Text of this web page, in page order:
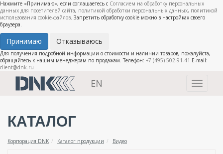
Нажмите «Принимаю», если соглашаетесь с Согласием на обработку персональных
данных для посетителей сайта, политикой обработки персональных данных, политикой
использования cookie-файлов. Запретить обработку cookie можно в настройках своего
браузера.
Принимаю Отказываюсь
Для получения подробной информации о стоимости и наличии товаров, пожалуйста,
обращайтесь к нашим менеджерам по продажам. Телефон: +7 (495) 502-91-41 E-mail:
client@dnk.ru
Toggle
EN
КАТАЛОГ
Корпорация DNK Каталог продукции Видео